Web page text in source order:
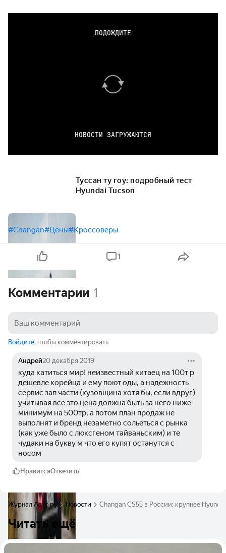
ПОДОЖДИТЕ
НОВОСТИ ЗАГРУЖАЮТСЯ
Туссан ту гоу: подробный тест
Hyundai Tucson
#Changan#Цены#Кроссоверы
1
Комментарии 1
Войдите, чтобы комментировать
Андрей20 декабря 2019
куда катиться мир! неизвестный китаец на 100т р
дешевле корейца и ему поют оды, а надежность
сервис зап части (кузовщина хотя бы, если вдруг)
учитывая все это цена должна быть за него ниже
минимум на 500тр, а потом план продаж не
выполнят и бренд незаметно сольеться с рынка
(как уже было с люксгеном тайваньским) и те
чудаки на букву м что его купят останутся с
носом
НравитсяОтветить
Журнал Авто.ру Новости Changan CS55 в России: крупнее
Читать ещё